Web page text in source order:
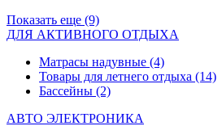
Показать еще (9)
ДЛЯ АКТИВНОГО ОТДЫХА
Матрасы надувные (4)
Товары для летнего отдыха (14)
Бассейны (2)
АВТО ЭЛЕКТРОНИКА